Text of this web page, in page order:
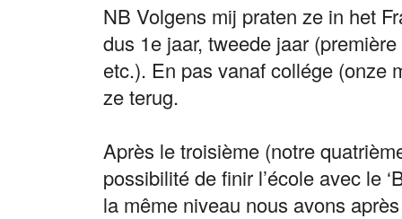
NB Volgens mij praten ze in het
dus 1e jaar, tweede jaar
etc.). En pas vanaf collége (onze
ze terug.
Après le troisième (notre
possibilité de finir l’école avec le
la même niveau nous avons